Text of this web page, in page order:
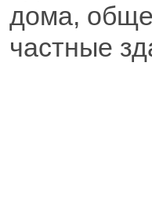
дома,
частные